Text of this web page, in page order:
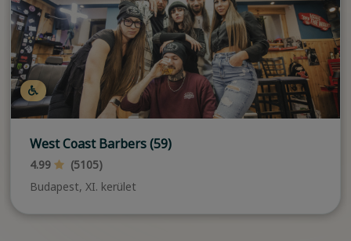
West Coast Barbers (59)
4.99
(5105)
Budapest, XI. kerület